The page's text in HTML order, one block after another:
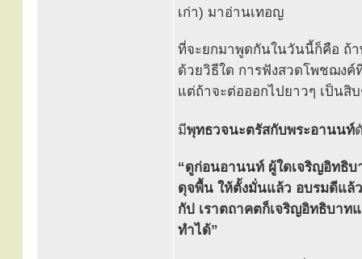
เก่า) มาอ่านเทอญ
ที่จะยกมาพูดกันในวันนี้ก็คือ ถ้า
ด้วยวิธีใด การฟังสวดโพชฌง
แต่ถ้าจะต่อออกไปยาวๆ เป็นสิ
มีพุทธวจนะตรัสกับพระอานนท์
“ดูก่อนอานนท์ ผู้ใดเจริญอิทธิบ
ดุจพื้น ให้ตั้งมั่นแล้ว อบรมดีแล้
กัป เราตถาคตก็เจริญอิทธิบา
ทำได้”